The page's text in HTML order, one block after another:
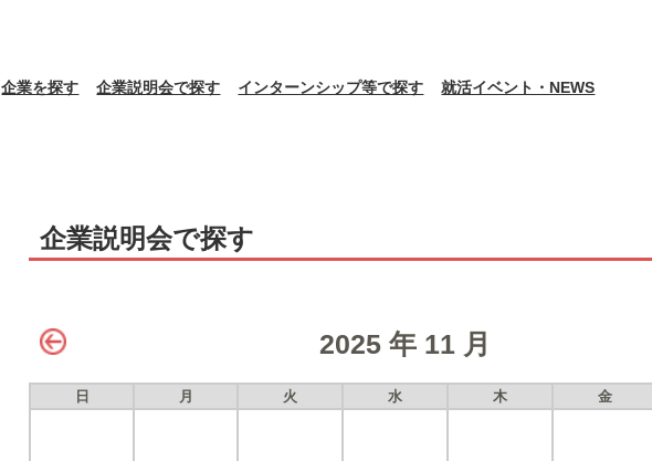
企業を探す 企業説明会で探す インターンシップ等で探す 就活イベント・NEWS
企業説明会で探す
2025 年 11 月
日 月 火 水 木 金